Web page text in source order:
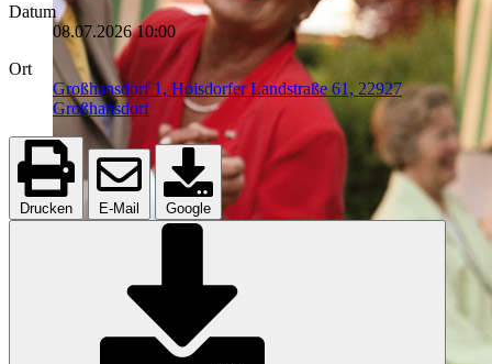
Datum
08.07.2026 10:00
Ort
Großhansdorf 1, Hoisdorfer Landstraße 61, 22927
Großhansdorf
Drucken E-Mail Google